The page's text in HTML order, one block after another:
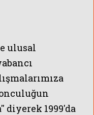
ulusal
diyerek 1999'da